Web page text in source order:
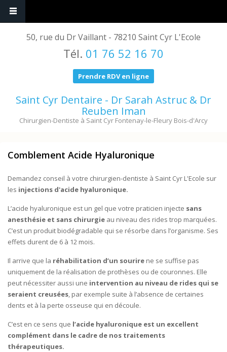
50, rue du Dr Vaillant - 78210 Saint Cyr L'Ecole
Tél. 01 76 52 16 70
Prendre RDV en ligne
Saint Cyr Dentaire - Dr Sarah Astruc & Dr
Reuben Iman
Chirurgien-Dentiste à Saint Cyr Fontenay-le-Fleury Bois-d'Arcy
Comblement Acide Hyaluronique
Demandez conseil à votre chirurgien-dentiste à Saint Cyr L'Ecole sur
les injections d'acide hyaluronique.
L’acide hyaluronique est un gel que votre praticien injecte sans
anesthésie et sans chirurgie au niveau des rides trop marquées.
C’est un produit biodégradable qui se résorbe dans l’organisme. Ses
effets durent de 6 à 12 mois.
Il arrive que la réhabilitation d’un sourire ne se suffise pas
uniquement de la réalisation de prothèses ou de couronnes. Elle
peut nécessiter aussi une intervention au niveau de rides qui se
seraient creusées, par exemple suite à l’absence de certaines
dents et à la perte osseuse qui en découle.
C’est en ce sens que l’acide hyaluronique est un excellent
complément dans le cadre de nos traitements
thérapeutiques.